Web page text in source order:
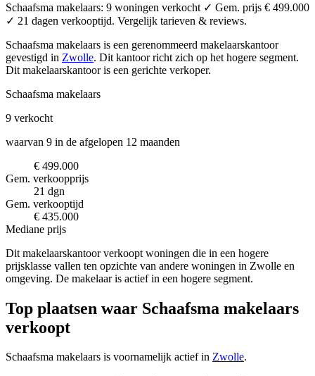
Schaafsma makelaars: 9 woningen verkocht ✓ Gem. prijs € 499.000
✓ 21 dagen verkooptijd. Vergelijk tarieven & reviews.
Schaafsma makelaars is een gerenommeerd makelaarskantoor
gevestigd in Zwolle. Dit kantoor richt zich op het hogere segment.
Dit makelaarskantoor is een gerichte verkoper.
Schaafsma makelaars
9 verkocht
waarvan 9 in de afgelopen 12 maanden
€ 499.000
Gem. verkoopprijs
21 dgn
Gem. verkooptijd
€ 435.000
Mediane prijs
Dit makelaarskantoor verkoopt woningen die in een hogere
prijsklasse vallen ten opzichte van andere woningen in Zwolle en
omgeving. De makelaar is actief in een hogere segment.
Top plaatsen waar Schaafsma makelaars
verkoopt
Schaafsma makelaars is voornamelijk actief in Zwolle.